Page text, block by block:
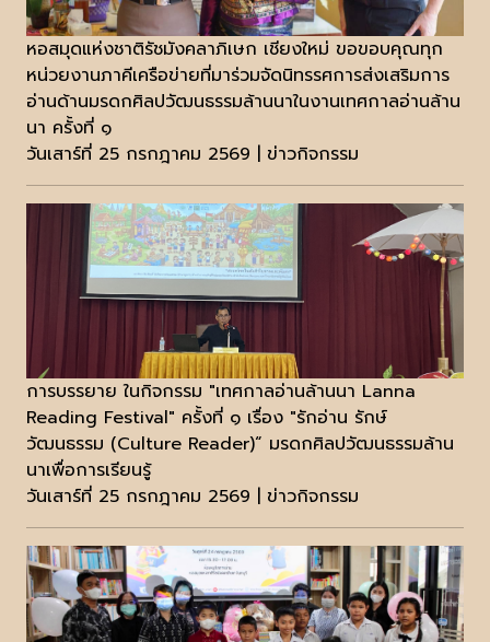
หอสมุดแห่งชาติรัชมังคลาภิเษก เชียงใหม่ ขอขอบคุณทุก
หน่วยงานภาคีเครือข่ายที่มาร่วมจัดนิทรรศการส่งเสริมการ
อ่านด้านมรดกศิลปวัฒนธรรมล้านนาในงานเทศกาลอ่านล้าน
นา ครั้งที่ ๑
วันเสาร์ที่ 25 กรกฎาคม 2569 | ข่าวกิจกรรม
การบรรยาย ในกิจกรรม "เทศกาลอ่านล้านนา Lanna
Reading Festival" ครั้งที่ ๑ เรื่อง "รักอ่าน รักษ์
วัฒนธรรม (Culture Reader)“ มรดกศิลปวัฒนธรรมล้าน
นาเพื่อการเรียนรู้
วันเสาร์ที่ 25 กรกฎาคม 2569 | ข่าวกิจกรรม